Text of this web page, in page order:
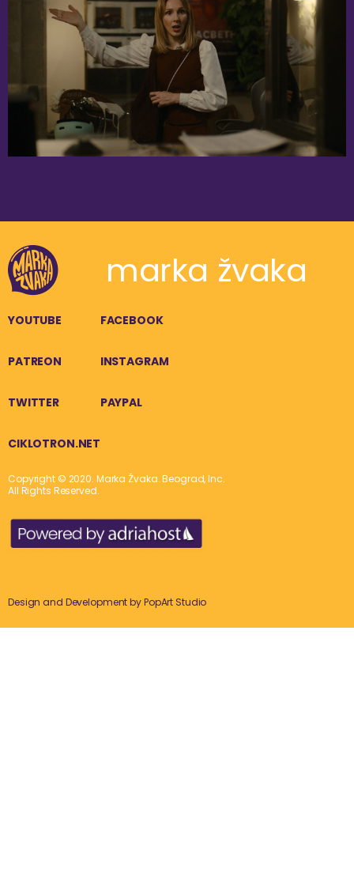
marka žvaka
YOUTUBE FACEBOOK
PATREON INSTAGRAM
TWITTER PAYPAL
CIKLOTRON.NET
Copyright © 2020. Marka Žvaka. Beograd, Inc.
All Rights Reserved.
Design and Development byPopArt Studio